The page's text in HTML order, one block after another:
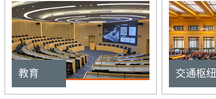
教育 交通枢纽